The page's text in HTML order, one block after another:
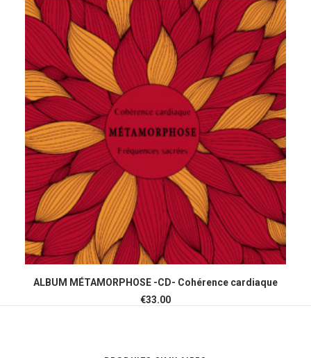
AJOUTER AU PANIER
ALBUM MÉTAMORPHOSE -CD- Cohérence cardiaque
€33.00